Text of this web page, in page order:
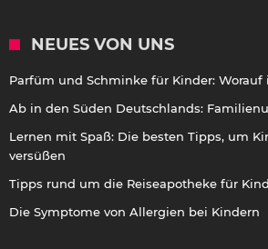
NEUES VON UNS
Parfüm und Schminke für Kinder: Worauf
Ab in den Süden Deutschlands:
Lernen mit Spaß: Die besten Tipps, um
versüßen
Tipps rund um die Reiseapotheke für
Die Symptome von Allergien bei Kindern